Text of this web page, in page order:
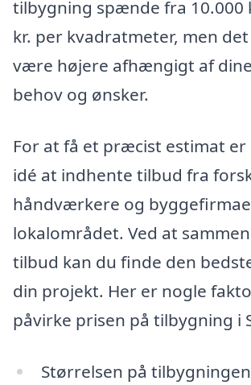
tilbygning spænde fra 10.000
kr. per kvadratmeter, men
være højere afhængigt af
behov og ønsker.
For at få et præcist estimat er
idé at indhente tilbud fra
håndværkere og
lokalområdet. Ved at
tilbud kan du finde den
din projekt. Her er nogle
påvirke prisen på tilbygning i
Størrelsen på tilbygningen